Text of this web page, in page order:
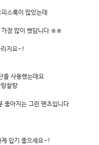
스룩이 많았는데
장 많이 했답니다 ㅎㅎ
리지요~!
을 사용했는데요
찰랑
좋아지는 그런 팬츠입니다
입기 좋으세요~!